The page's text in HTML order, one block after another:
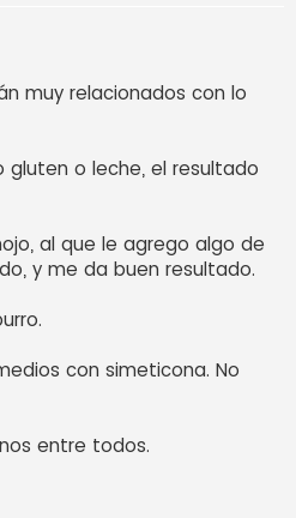
muy relacionados con lo
gluten o leche, el resultado
al que le agrego algo de
y me da buen resultado.
con simeticona. No
entre todos.